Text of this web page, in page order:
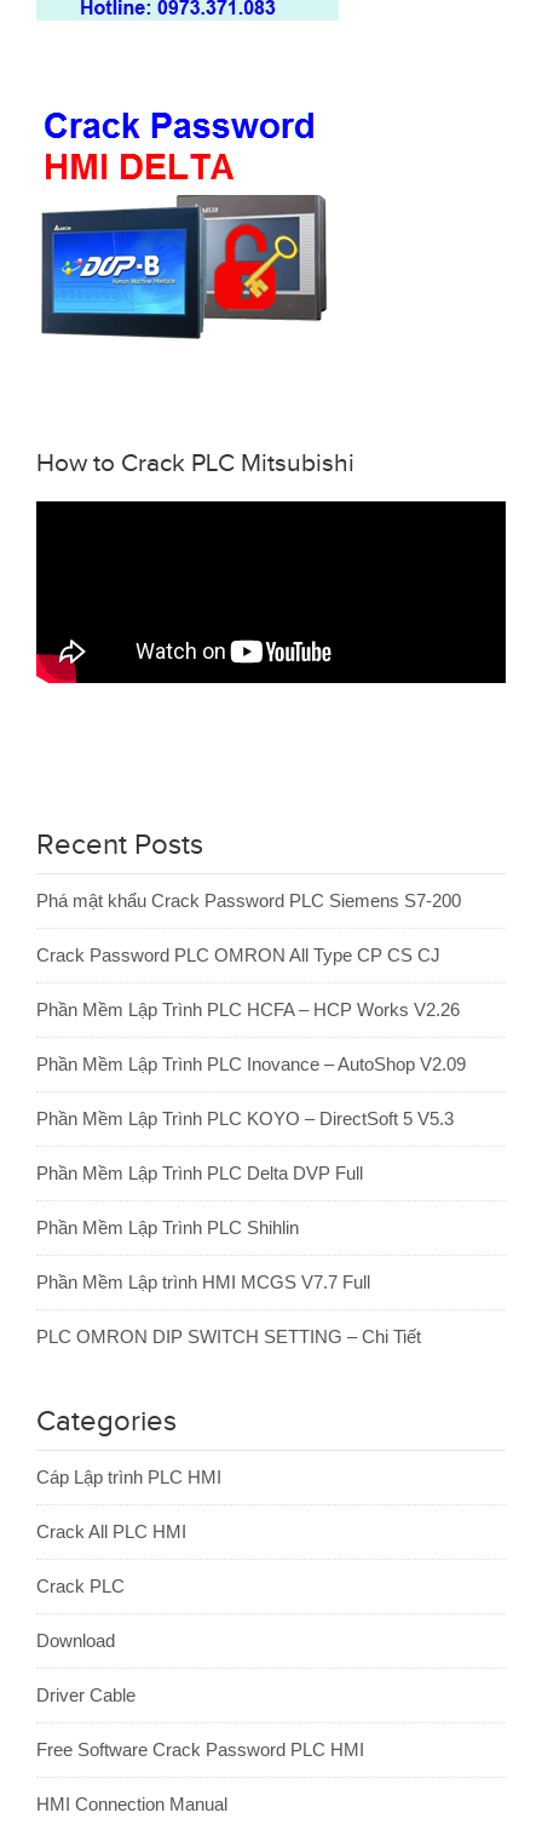
How to Crack PLC Mitsubishi
Recent Posts
Phá mật khẩu Crack Password PLC Siemens S7-200
Crack Password PLC OMRON All Type CP CS CJ
Phần Mềm Lập Trình PLC HCFA – HCP Works V2.26
Phần Mềm Lập Trình PLC Inovance – AutoShop V2.09
Phần Mềm Lập Trình PLC KOYO – DirectSoft 5 V5.3
Phần Mềm Lập Trình PLC Delta DVP Full
Phần Mềm Lập Trình PLC Shihlin
Phần Mềm Lập trình HMI MCGS V7.7 Full
PLC OMRON DIP SWITCH SETTING – Chi Tiết
Categories
Cáp Lập trình PLC HMI
Crack All PLC HMI
Crack PLC
Download
Driver Cable
Free Software Crack Password PLC HMI
HMI Connection Manual